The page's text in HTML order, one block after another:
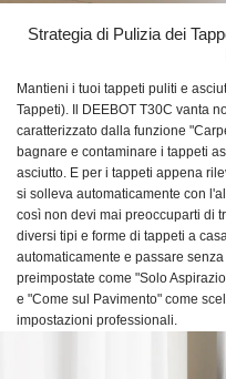
Strategia di Pulizia dei
Mantieni i tuoi tappeti puliti e
Tappeti). Il DEEBOT T30C vanta
caratterizzato dalla funzione
bagnare e contaminare i tappeti
asciutto. E per i tappeti appena
si solleva automaticamente con
così non devi mai preoccuparti di
diversi tipi e forme di tappeti a
automaticamente e passare
preimpostate come "Solo
e "Come sul Pavimento" come
impostazioni professionali.